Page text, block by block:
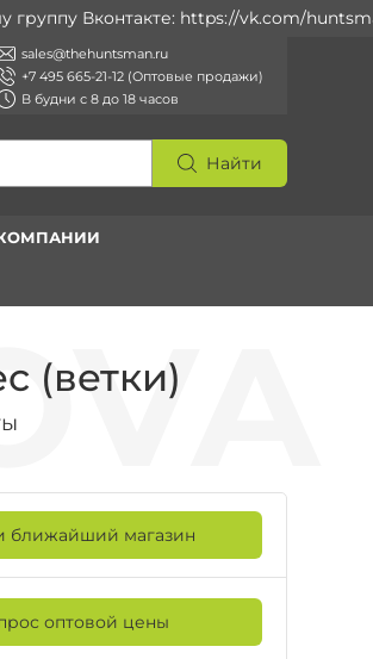
Вконтакте: https://vk.com/
sales@thehuntsman.ru
+7 495 665-21-12 (Оптовые продажи)
В будни с 8 до 18 часов
Найти
(ветки)
ближайший магазин
оптовой цены